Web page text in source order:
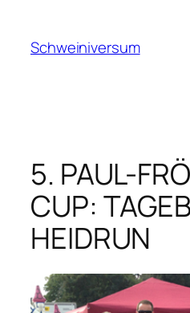
springen
Schweiniversum
5. PAUL-
CUP:
HEIDRUN